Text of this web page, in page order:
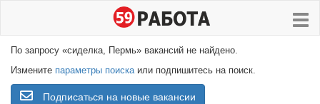
По запросу «сиделка, Пермь» вакансий не найдено.
Измените параметры поискаили подпишитесь на поиск.
Подписаться на новые вакансии